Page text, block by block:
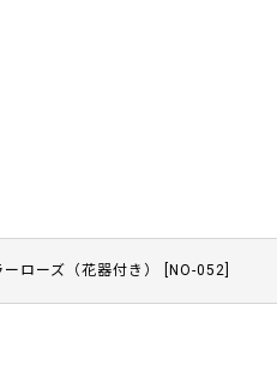
ローズ（花器付き） NO-052